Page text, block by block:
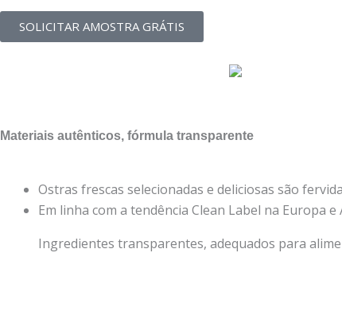
SOLICITAR AMOSTRA GRÁTIS
Materiais autênticos, fórmula transparente
Ostras frescas selecionadas e deliciosas são
Em linha com a tendência Clean Label na Europa
Ingredientes transparentes, adequados para